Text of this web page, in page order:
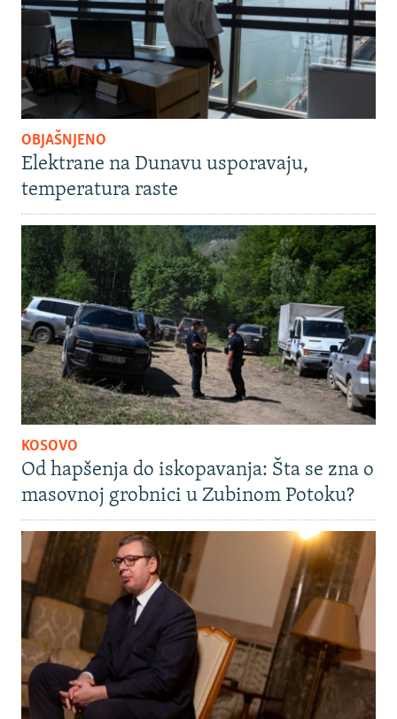
OBJAŠNJENO
Elektrane na Dunavu usporavaju,
temperatura raste
KOSOVO
Od hapšenja do iskopavanja: Šta se zna o
masovnoj grobnici u Zubinom Potoku?